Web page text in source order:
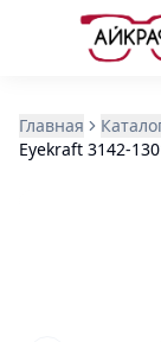
Главная
Eyekraft 3142-